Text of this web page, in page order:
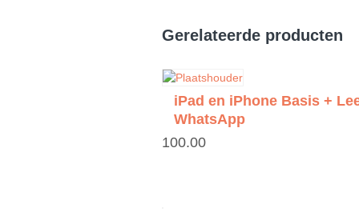
maandagmiddag
donderdagmiddag
Gerelateerde producten
iPad en iPhone Basis +
WhatsApp
100.00